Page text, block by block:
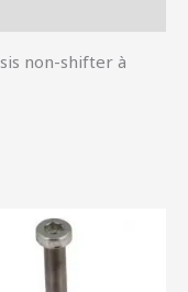
non-shifter à